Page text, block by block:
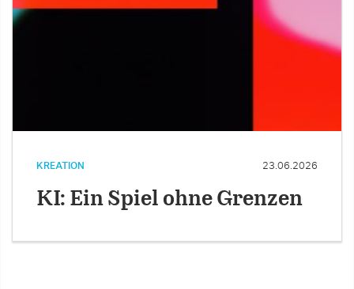
KREATION 23.06.2026
KI: Ein Spiel ohne Grenzen